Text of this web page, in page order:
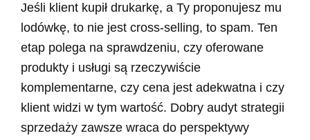
Jeśli klient kupił drukarkę, a Ty proponujesz mu
lodówkę, to nie jest cross-selling, to spam. Ten
etap polega na sprawdzeniu, czy oferowane
produkty i usługi są rzeczywiście
komplementarne, czy cena jest adekwatna i czy
klient widzi w tym wartość. Dobry audyt strategii
sprzedaży zawsze wraca do perspektywy